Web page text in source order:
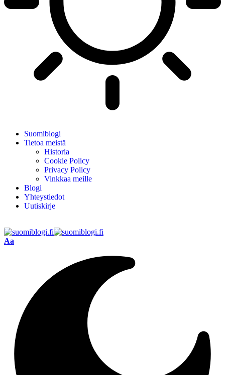
Suomiblogi
Tietoa meistä
Historia
Cookie Policy
Privacy Policy
Vinkkaa meille
Blogi
Yhteystiedot
Uutiskirje
Aa